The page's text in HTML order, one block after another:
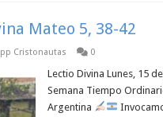
Mateo 5, 38-42
Cristonautas 0
Lectio Divina Lunes, 15
Semana Tiempo
Argentina